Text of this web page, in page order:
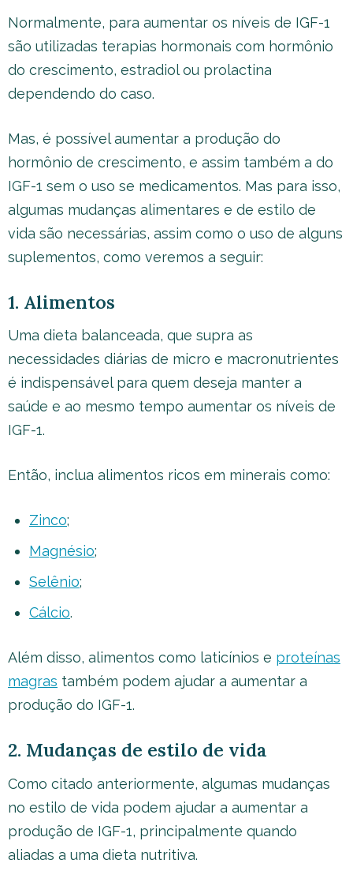
Normalmente, para aumentar os níveis de IGF-1
são utilizadas terapias hormonais com hormônio
do crescimento, estradiol ou prolactina
dependendo do caso.
Mas, é possível aumentar a produção do
hormônio de crescimento, e assim também a do
IGF-1 sem o uso se medicamentos. Mas para isso,
algumas mudanças alimentares e de estilo de
vida são necessárias, assim como o uso de alguns
suplementos, como veremos a seguir:
1. Alimentos
Uma dieta balanceada, que supra as
necessidades diárias de micro e macronutrientes
é indispensável para quem deseja manter a
saúde e ao mesmo tempo aumentar os níveis de
IGF-1.
Então, inclua alimentos ricos em minerais como:
Zinco;
Magnésio;
Selênio;
Cálcio.
Além disso, alimentos como laticínios e proteínas
magras também podem ajudar a aumentar a
produção do IGF-1.
2. Mudanças de estilo de vida
Como citado anteriormente, algumas mudanças
no estilo de vida podem ajudar a aumentar a
produção de IGF-1, principalmente quando
aliadas a uma dieta nutritiva.